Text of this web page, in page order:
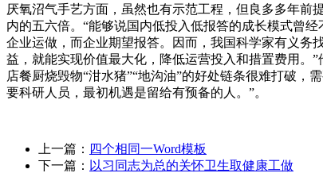
厌氧沼气手艺方面，虽然也有示范工程，但良多多年前
内的五六倍。“能够说国内低投入低报答的成长模式曾
企业运做，而企业期望报答。因而，我国科学家有义务
益，就能实现价值最大化，降低运营投入和措置费用。
店餐厨烧毁物“泔水猪”“地沟油”的好处链条很难打破
要科研人员，最初机遇是留给有预备的人。”。
上一篇： 四个相同一Word模板
下一篇： 以习同志为总的关怀卫生取健康工做